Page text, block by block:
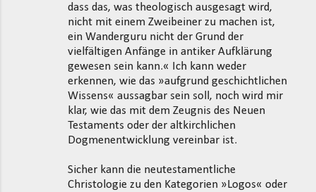
dass das, was theologisch ausgesagt wird,
nicht mit einem Zweibeiner zu machen ist,
ein Wanderguru nicht der Grund der
vielfältigen Anfänge in antiker Aufklärung
gewesen sein kann.« Ich kann weder
erkennen, wie das »aufgrund geschichtlichen
Wissens« aussagbar sein soll, noch wird mir
klar, wie das mit dem Zeugnis des Neuen
Testaments oder der altkirchlichen
Dogmenentwicklung vereinbar ist.
Sicher kann die neutestamentliche
Christologie zu den Kategorien »Logos« oder